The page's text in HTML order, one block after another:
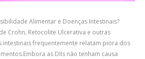
Alimentar e Doenças Intestinais?
Crohn, Retocolite Ulcerativa e outras
intestinais frequentemente relatam piora dos
as DIIs não tenham causa